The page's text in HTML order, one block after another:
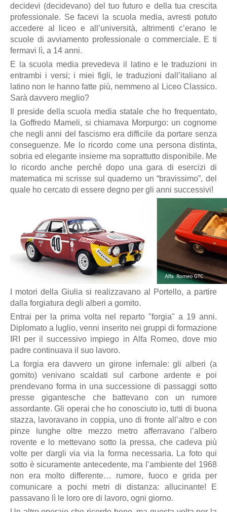
decidevi (decidevano) del tuo futuro e della tua crescita
professionale. Se facevi la scuola media, avresti potuto
accedere al liceo e all’università, altrimenti c’erano le
scuole di avviamento professionale o commerciale. E ti
fermavi lì, a 14 anni.
E la scuola media prevedeva il latino e le traduzioni in
entrambi i versi; i miei figli, le traduzioni dall’italiano al
latino non le hanno fatte più, nemmeno al Liceo Classico.
Sarà davvero meglio?
Il preside della scuola media statale che ho frequentato,
la Goffredo Mameli, si chiamava Morpurgo: un cognome
che negli anni del fascismo era difficile da portare senza
conseguenze. Me lo ricordo come una persona distinta,
sobria ed elegante insieme ma soprattutto disponibile. Me
lo ricordo anche perché dopo una gara di esercizi di
matematica mi scrisse sul quaderno un “bravissimo”, del
quale ho cercato di essere degno per gli anni successivi!
I motori della Giulia si realizzavano al Portello, a partire
dalla forgiatura degli alberi a gomito.
Entrai per la prima volta nel reparto "forgia" a 19 anni.
Diplomato a luglio, venni inserito nei gruppi di formazione
IRI per il successivo impiego in Alfa Romeo, dove mio
padre continuava il suo lavoro.
La forgia era davvero un girone infernale: gli alberi (a
gomito) venivano scaldati sul carbone ardente e poi
prendevano forma in una successione di passaggi sotto
presse gigantesche che battevano con un rumore
assordante. Gli operai che ho conosciuto io, tutti di buona
stazza, lavoravano in coppia, uno di fronte all’altro e con
pinze lunghe oltre mezzo metro afferravano l’albero
rovente e lo mettevano sotto la pressa, che cadeva più
volte per dargli via via la forma necessaria. La foto qui
sotto è sicuramente antecedente, ma l’ambiente del 1968
non era molto differente… rumore, fuoco e grida per
comunicare a pochi metri di distanza: allucinante! E
passavano lì le loro ore di lavoro, ogni giorno.